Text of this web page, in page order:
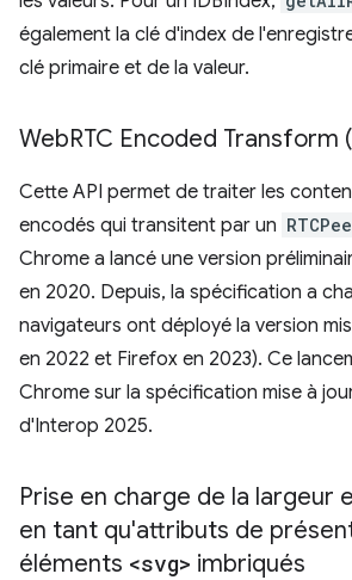
également la clé d'index de
clé primaire et de la valeur.
WebRTC Encoded Transform
Cette API permet de traiter les
encodés qui transitent par un
Chrome a lancé une version
en 2020. Depuis, la spécification a
navigateurs ont déployé la version
en 2022 et Firefox en 2023). Ce
Chrome sur la spécification mise à
d'Interop 2025.
Prise en charge de la largeur
en tant qu'attributs de
éléments <svg> imbriqués